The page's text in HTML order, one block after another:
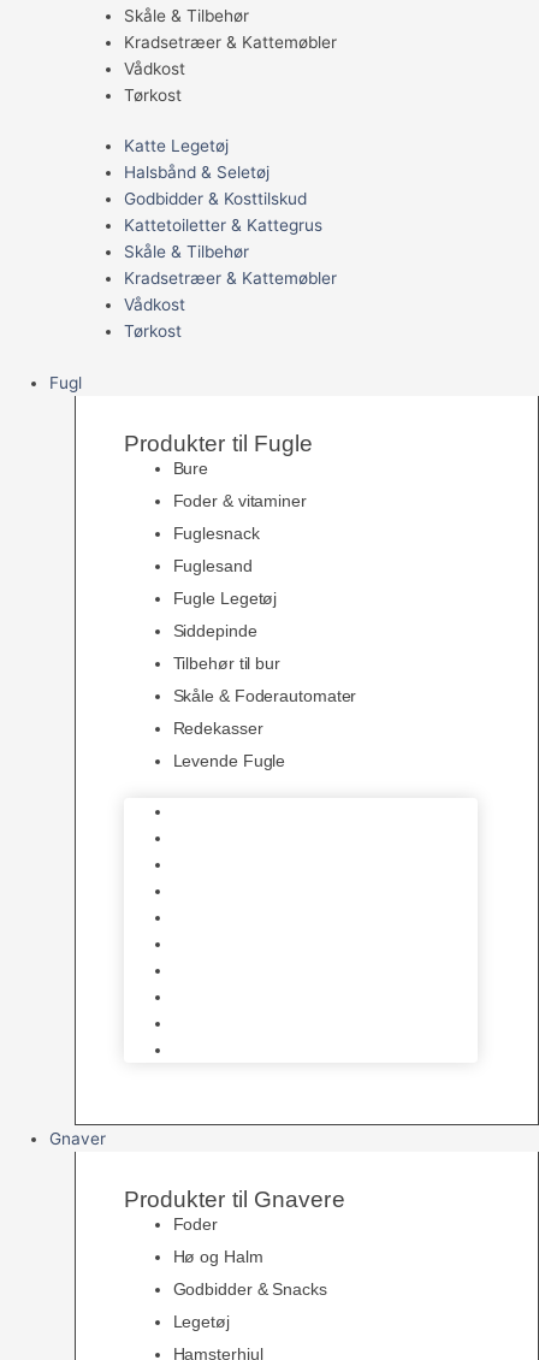
Skåle & Tilbehør
Kradsetræer & Kattemøbler
Vådkost
Tørkost
Katte Legetøj
Halsbånd & Seletøj
Godbidder & Kosttilskud
Kattetoiletter & Kattegrus
Skåle & Tilbehør
Kradsetræer & Kattemøbler
Vådkost
Tørkost
Fugl
Produkter til Fugle
Bure
Foder & vitaminer
Fuglesnack
Fuglesand
Fugle Legetøj
Siddepinde
Tilbehør til bur
Skåle & Foderautomater
Redekasser
Levende Fugle
Gnaver
Produkter til Gnavere
Foder
Hø og Halm
Godbidder & Snacks
Legetøj
Hamsterhjul